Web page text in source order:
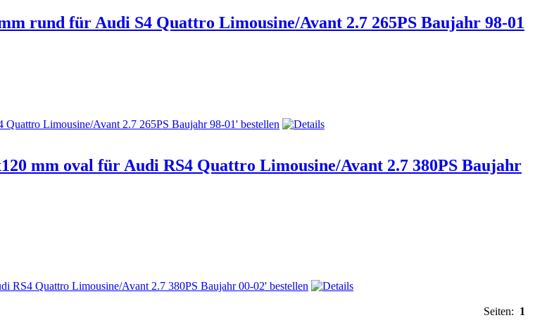
rund für Audi S4 Quattro Limousine/Avant 2.7 265PS Baujahr 98-01
mm oval für Audi RS4 Quattro Limousine/Avant 2.7 380PS Baujahr
Seiten: 1